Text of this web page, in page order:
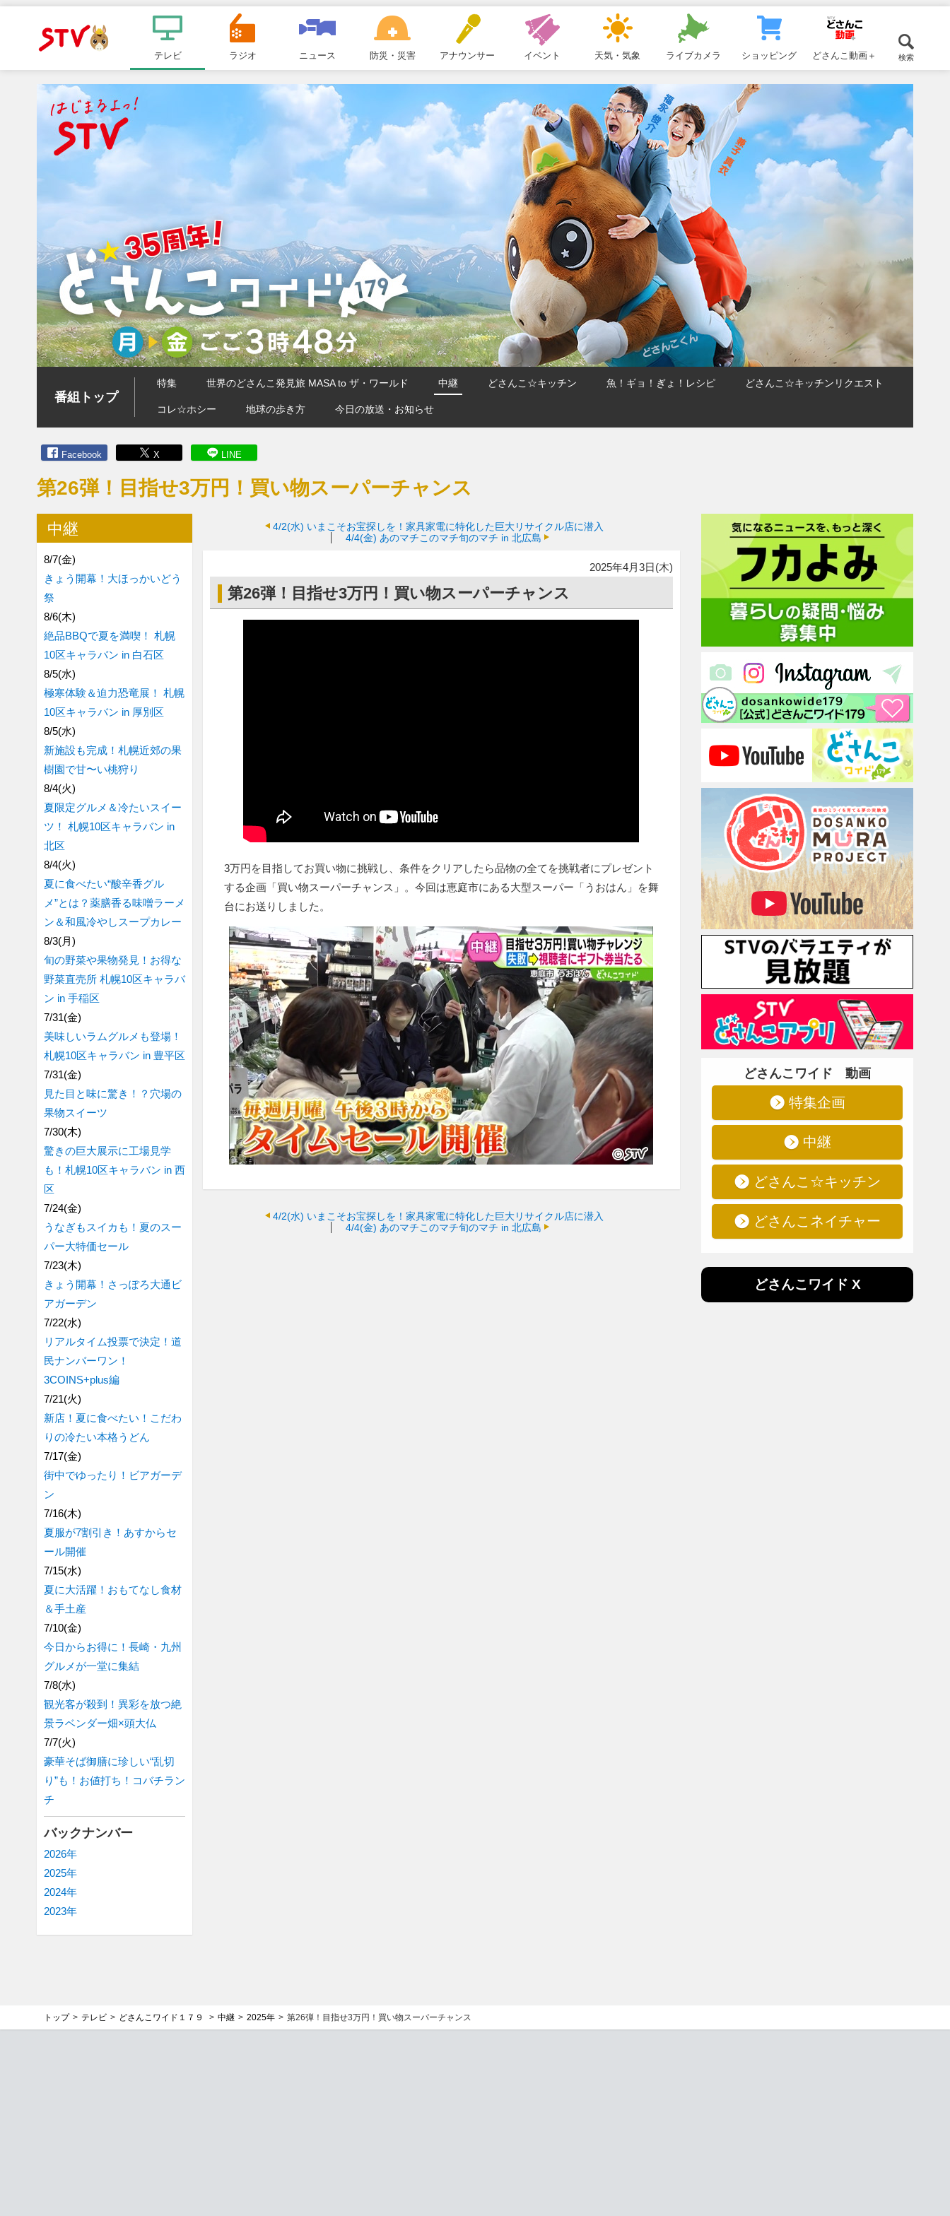
ＳＴＶ札
幌テレビ
ュ
ー
テレビ ラジオ ニュース 防災・災害 アナウンサー イベント 天気・気象 ライブカメラ ショッピング どさんこ動画＋ 検索
番組トップ
特集 世界のどさんこ発見旅 MASA to ザ・ワールド 中継 どさんこ☆キッチン 魚！ギョ！ぎょ！レシピ どさんこ☆キッチンリクエスト
コレ☆ホシー 地球の歩き方 今日の放送・お知らせ
Facebook X LINE
第26弾！目指せ3万円！買い物スーパーチャンス
4/2(水) いまこそお宝探しを！家具家電に特化した巨大リサイクル店に潜入
4/4(金) あのマチこのマチ旬のマチ in 北広島
2025年4月3日(木)
第26弾！目指せ3万円！買い物スーパーチャンス
3万円を目指してお買い物に挑戦し、条件をクリアしたら品物の全てを挑戦者にプレゼント
する企画「買い物スーパーチャンス」。今回は恵庭市にある大型スーパー「うおはん」を舞
台にお送りしました。
4/2(水) いまこそお宝探しを！家具家電に特化した巨大リサイクル店に潜入
4/4(金) あのマチこのマチ旬のマチ in 北広島
中継
8/7(金)
きょう開幕！大ほっかいどう
祭
8/6(木)
絶品BBQで夏を満喫！ 札幌
10区キャラバン in 白石区
8/5(水)
極寒体験＆迫力恐竜展！ 札幌
10区キャラバン in 厚別区
8/5(水)
新施設も完成！札幌近郊の果
樹園で甘〜い桃狩り
8/4(火)
夏限定グルメ＆冷たいスイー
ツ！ 札幌10区キャラバン in
北区
8/4(火)
夏に食べたい“酸辛香グル
メ”とは？薬膳香る味噌ラーメ
ン＆和風冷やしスープカレー
8/3(月)
旬の野菜や果物発見！お得な
野菜直売所 札幌10区キャラバ
ン in 手稲区
7/31(金)
美味しいラムグルメも登場！
札幌10区キャラバン in 豊平区
7/31(金)
見た目と味に驚き！？穴場の
果物スイーツ
7/30(木)
驚きの巨大展示に工場見学
も！札幌10区キャラバン in 西
区
7/24(金)
うなぎもスイカも！夏のスー
パー大特価セール
7/23(木)
きょう開幕！さっぽろ大通ビ
アガーデン
7/22(水)
リアルタイム投票で決定！道
民ナンバーワン！
3COINS+plus編
7/21(火)
新店！夏に食べたい！こだわ
りの冷たい本格うどん
7/17(金)
街中でゆったり！ビアガーデ
ン
7/16(木)
夏服が7割引き！あすからセ
ール開催
7/15(水)
夏に大活躍！おもてなし食材
＆手土産
7/10(金)
今日からお得に！長崎・九州
グルメが一堂に集結
7/8(水)
観光客が殺到！異彩を放つ絶
景ラベンダー畑×頭大仏
7/7(火)
豪華そば御膳に珍しい“乱切
り”も！お値打ち！コバチラン
チ
バックナンバー
2026年
2025年
2024年
2023年
どさんこワイド 動画
特集企画
中継
どさんこ☆キッチン
どさんこネイチャー
どさんこワイド X
トップ テレビ どさんこワイド１７９ 中継 2025年 第26弾！目指せ3万円！買い物スーパーチャンス